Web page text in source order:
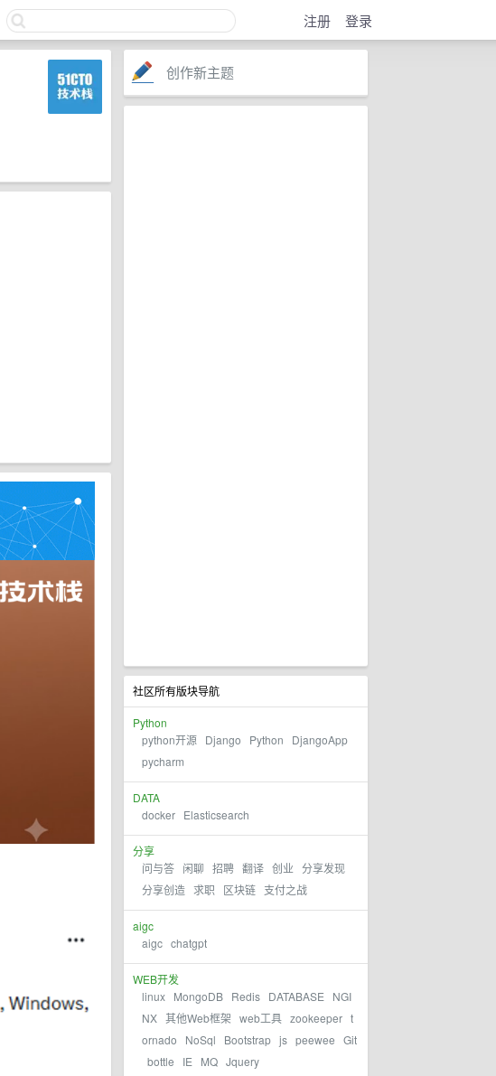
注册 登录
创作新主题
社区所有版块导航
Python
python开源 Django Python
DjangoApp
pycharm
DATA
docker Elasticsearch
分享
问与答 闲聊 招聘 翻译 创业 分享发现
分享创造 求职 区块链 支付之战
aigc
aigc chatgpt
WEB开发
linux MongoDB Redis DATABASE
NGI
NX 其他Web框架 web工具 zookeeper t
ornado
NoSql Bootstrap js peewee Git
bottle
IE MQ Jquery